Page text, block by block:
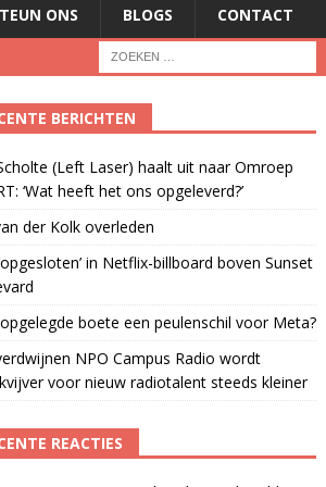
ONS BLOGS CONTACT
BERICHTEN
(Left Laser) haalt uit naar Omroep
‘Wat heeft het ons opgeleverd?’
der Kolk overleden
in Netflix-billboard boven Sunset
boete een peulenschil voor Meta?
NPO Campus Radio wordt
voor nieuw radiotalent steeds kleiner
REACTIES